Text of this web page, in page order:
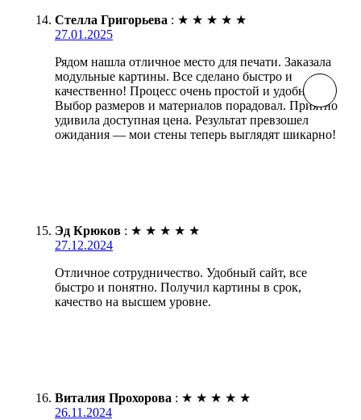
Стелла Григорьева : ★ ★ ★ ★ ★
27.01.2025
Рядом нашла отличное место для печати. Заказала
модульные картины. Все сделано быстро и
качественно! Процесс очень простой и удобный.
Выбор размеров и материалов порадовал. Приятно
удивила доступная цена. Результат превзошел
ожидания — мои стены теперь выглядят шикарно!
Эд Крюков : ★ ★ ★ ★ ★
27.12.2024
Отличное сотрудничество. Удобный сайт, все
быстро и понятно. Получил картины в срок,
качество на высшем уровне.
Виталия Прохорова : ★ ★ ★ ★ ★
26.11.2024